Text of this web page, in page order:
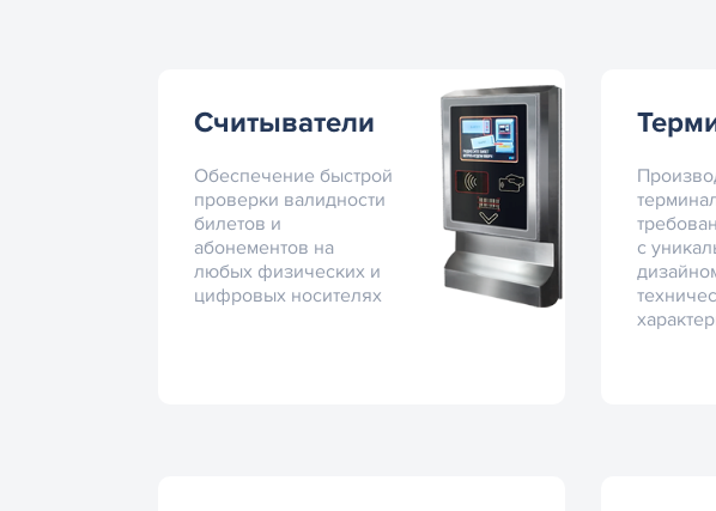
Считыватели
Обеспечение быстрой
проверки валидности
билетов и
абонементов на
любых физических и
цифровых носителях
с